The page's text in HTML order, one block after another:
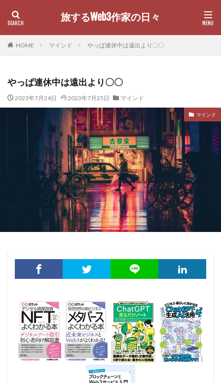
旅するWeb3作家の日々
HOME マインド やっぱ連休中は遠出より〇〇
やっぱ連休中は遠出より〇〇
2023年7月24日 2023年7月25日 マインド
マインド
検索